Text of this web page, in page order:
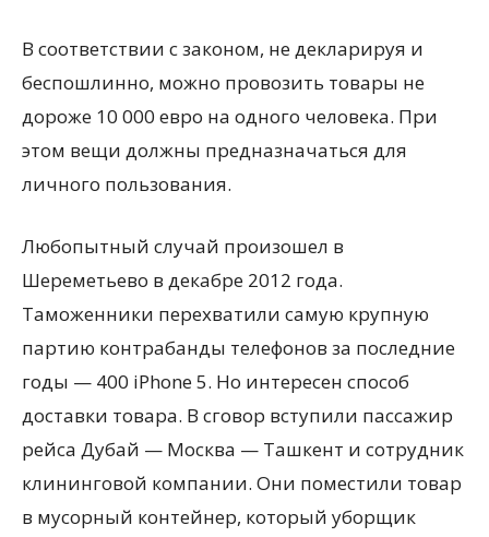
В соответствии с законом, не декларируя и
беспошлинно, можно провозить товары не
дороже 10 000 евро на одного человека. При
этом вещи должны предназначаться для
личного пользования.
Любопытный случай произошел в
Шереметьево в декабре 2012 года.
Таможенники перехватили самую крупную
партию контрабанды телефонов за последние
годы — 400 iPhone 5. Но интересен способ
доставки товара. В сговор вступили пассажир
рейса Дубай — Москва — Ташкент и сотрудник
клининговой компании. Они поместили товар
в мусорный контейнер, который уборщик